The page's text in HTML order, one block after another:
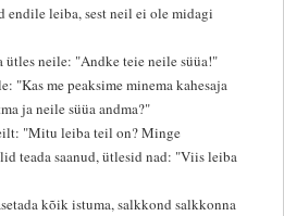
endile leiba, sest neil ei ole midagi
ütles neile: "Andke teie neile süüa!"
"Kas me peaksime minema kahesaja
ja neile süüa andma?"
"Mitu leiba teil on? Minge
teada saanud, ütlesid nad: "Viis leiba
kõik istuma, salkkond salkkonna